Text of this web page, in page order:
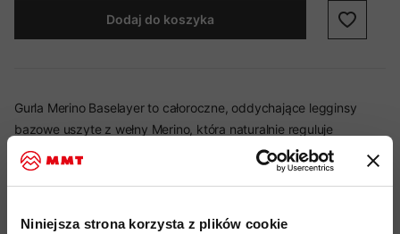
Niniejsza strona korzysta z plików cookie
Dodaj do koszyka
Gurla Merino Baselayer to całoroczne, oddychające legginsy
bazowe uszyte z wełny Merino, która naturalnie reguluje
temperaturę i ogranicza powstawanie przykrych zapachów.
Smukły krój i bezszwowe kolana sprzyjają komfortowi przy
sylwetki - dobry wybór jako baza pod odzież turystyczną i